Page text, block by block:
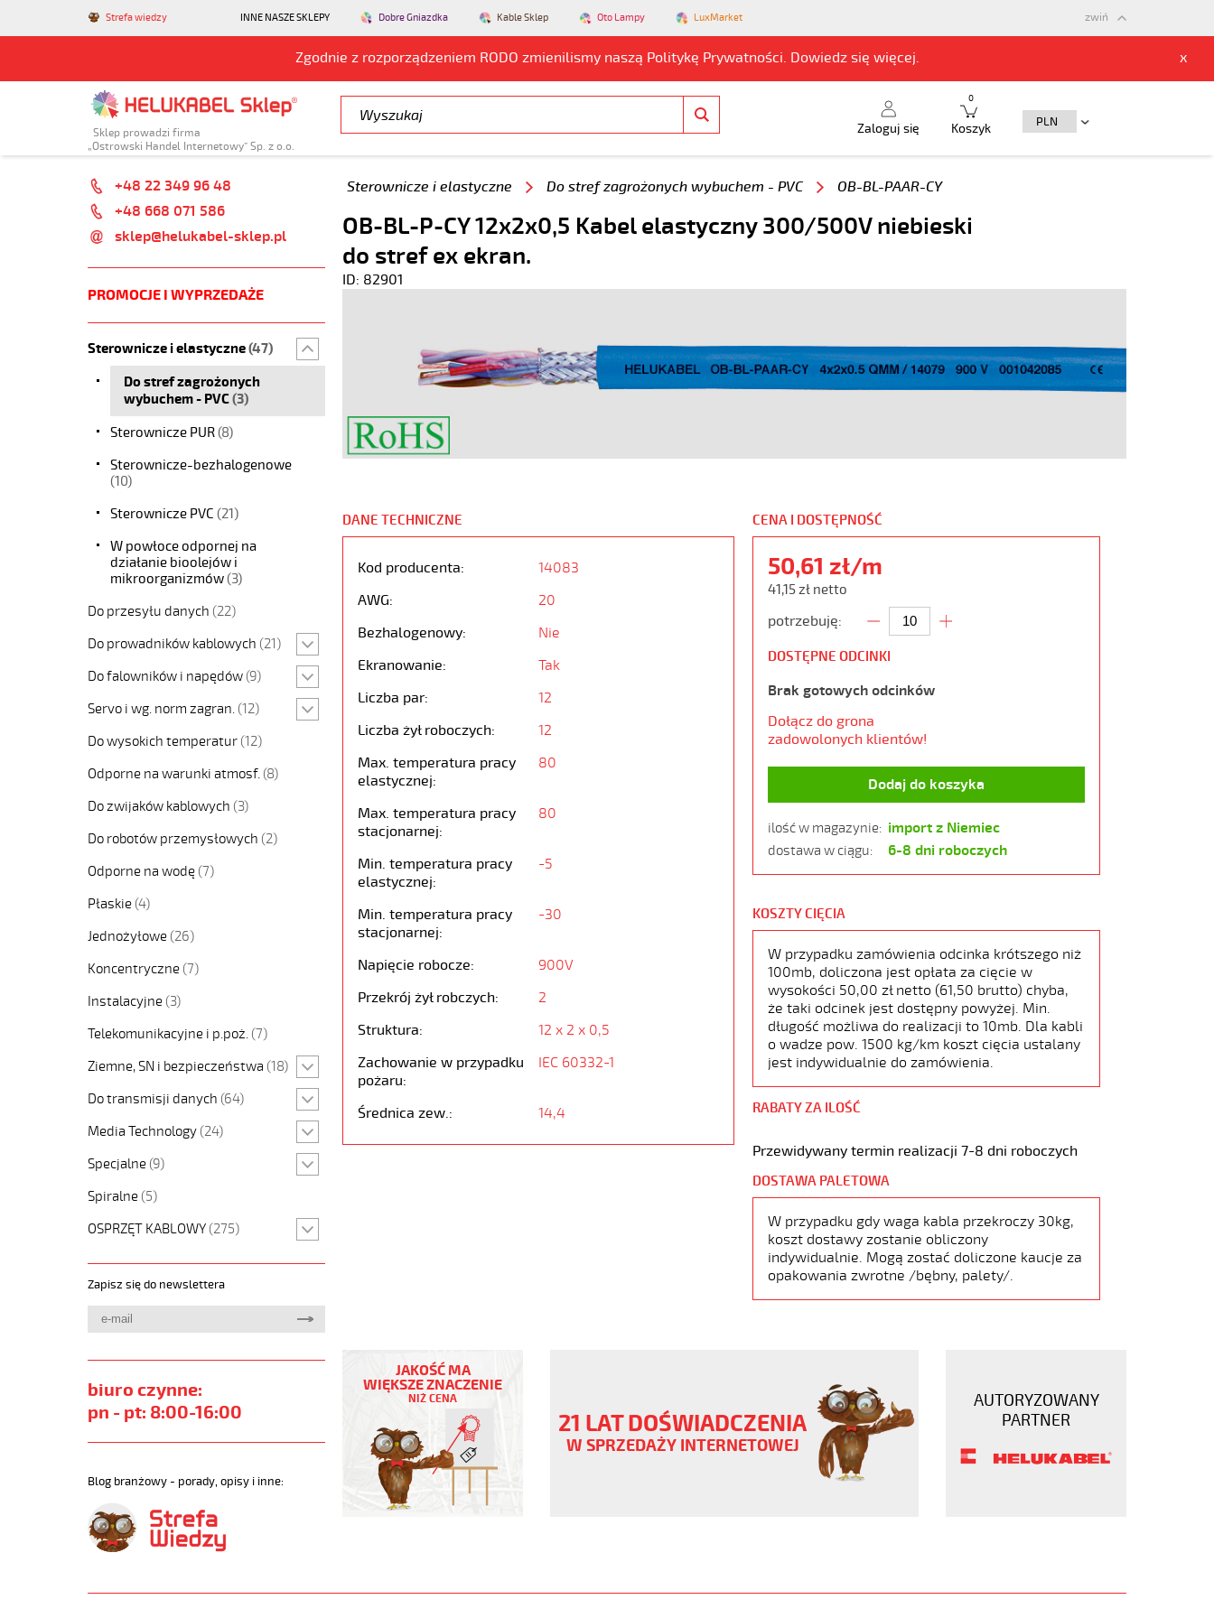
Strefa wiedzy INNE NASZE SKLEPY Dobre Gniazdka Kable Sklep Oto Lampy LuxMarket
Zgodnie z rozporządzeniem RODO zmienilismy naszą Politykę Prywatności. Dowiedz się więcej. x
zwiń
Sklep prowadzi firma
„Ostrowski Handel Internetowy” Sp. z o.o.
Zaloguj się Koszyk
0
+48 22 349 96 48
+48 668 071 586
sklep@helukabel-sklep.pl
PROMOCJE I WYPRZEDAŻE
Sterownicze i elastyczne(47)
Do stref zagrożonych
wybuchem - PVC(3)
Sterownicze PUR(8)
Sterownicze-bezhalogenowe
(10)
Sterownicze PVC (21)
W powłoce odpornej na
działanie bioolejów i
mikroorganizmów(3)
Do przesyłu danych (22)
Do prowadników kablowych (21)
Do falowników i napędów (9)
Servo i wg. norm zagran. (12)
Do wysokich temperatur (12)
Odporne na warunki atmosf. (8)
Do zwijaków kablowych (3)
Do robotów przemysłowych (2)
Odporne na wodę (7)
Płaskie (4)
Jednożyłowe (26)
Koncentryczne (7)
Instalacyjne (3)
Telekomunikacyjne i p.poż. (7)
Ziemne, SN i bezpieczeństwa (18)
Do transmisji danych (64)
Media Technology (24)
Specjalne (9)
Spiralne (5)
OSPRZĘT KABLOWY (275)
Zapisz się do newslettera
biuro czynne:
pn - pt: 8:00-16:00
Blog branżowy - porady, opisy i inne:
Sterownicze i elastyczne Do stref zagrożonych wybuchem - PVC OB-BL-PAAR-CY
OB-BL-P-CY 12x2x0,5 Kabel elastyczny 300/500V niebieski
do stref ex ekran.
ID: 82901
DANE TECHNICZNE
Kod producenta:
14083
AWG:
20
Bezhalogenowy:
Nie
Ekranowanie:
Tak
Liczba par:
12
Liczba żył roboczych:
12
Max. temperatura pracy
elastycznej:
80
Max. temperatura pracy
stacjonarnej:
80
Min. temperatura pracy
elastycznej:
-5
Min. temperatura pracy
stacjonarnej:
-30
Napięcie robocze:
900V
Przekrój żył robczych:
2
Struktura:
12 x 2 x 0,5
Zachowanie w przypadku
pożaru:
IEC 60332-1
Średnica zew.: 14,4
CENA I DOSTĘPNOŚĆ
50,61 zł/m
41,15 zł netto
potrzebuję:
DOSTĘPNE ODCINKI
Brak gotowych odcinków
Dołącz do grona
zadowolonych klientów!
Dodaj do koszyka
ilość w magazynie: import z Niemiec
dostawa w ciągu: 6-8 dni roboczych
KOSZTY CIĘCIA
W przypadku zamówienia odcinka krótszego niż
100mb, doliczona jest opłata za cięcie w
wysokości 50,00 zł netto (61,50 brutto) chyba,
że taki odcinek jest dostępny powyżej. Min.
długość możliwa do realizacji to 10mb. Dla kabli
o wadze pow. 1500 kg/km koszt cięcia ustalany
jest indywidualnie do zamówienia.
RABATY ZA ILOŚĆ
Przewidywany termin realizacji 7-8 dni roboczych
DOSTAWA PALETOWA
W przypadku gdy waga kabla przekroczy 30kg,
koszt dostawy zostanie obliczony
indywidualnie. Mogą zostać doliczone kaucje za
opakowania zwrotne /bębny, palety/.
Kabel
elastyczny
300/500V
niebieski
sklep.pl/upload/galleries/products/1549-
JAKOŚĆ MA
WIĘKSZE ZNACZENIE
NIŻ CENA
21 LAT DOŚWIADCZENIA
W SPRZEDAŻY INTERNETOWEJ
AUTORYZOWANY
PARTNER